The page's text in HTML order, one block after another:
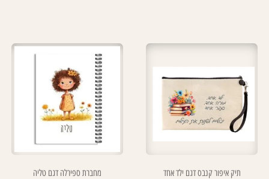
תיק איפור קנבס דגם ילד אחד מחברת ספירלה דגם טליה